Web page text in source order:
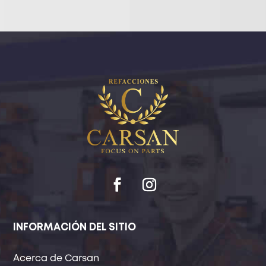
INFORMACIÓN DEL SITIO
Acerca de Carsan